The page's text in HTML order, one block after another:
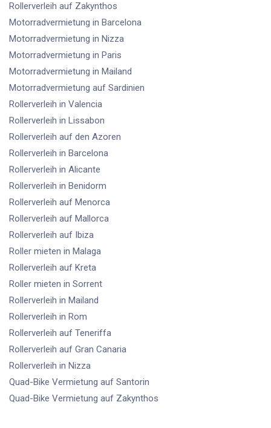
Rollerverleih auf Zakynthos
Motorradvermietung in Barcelona
Motorradvermietung in Nizza
Motorradvermietung in Paris
Motorradvermietung in Mailand
Motorradvermietung auf Sardinien
Rollerverleih in Valencia
Rollerverleih in Lissabon
Rollerverleih auf den Azoren
Rollerverleih in Barcelona
Rollerverleih in Alicante
Rollerverleih in Benidorm
Rollerverleih auf Menorca
Rollerverleih auf Mallorca
Rollerverleih auf Ibiza
Roller mieten in Malaga
Rollerverleih auf Kreta
Roller mieten in Sorrent
Rollerverleih in Mailand
Rollerverleih in Rom
Rollerverleih auf Teneriffa
Rollerverleih auf Gran Canaria
Rollerverleih in Nizza
Quad-Bike Vermietung auf Santorin
Quad-Bike Vermietung auf Zakynthos